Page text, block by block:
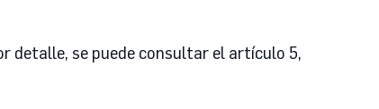
detalle, se puede consultar el artículo 5,